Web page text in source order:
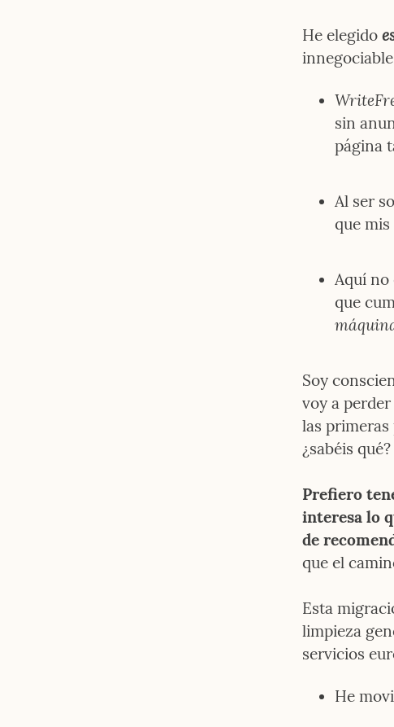
He elegido
sin
página
Al ser
que
Aquí no
que
Soy
voy a
las primeras
¿sabéis
Prefiero
interesa lo
de
que el
Esta
limpieza
servicios
He